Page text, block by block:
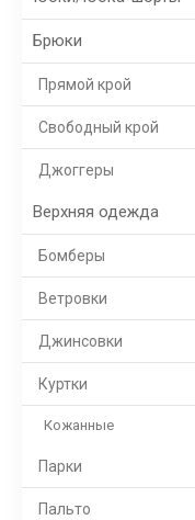
Брюки
Прямой крой
Свободный крой
Джоггеры
Верхняя одежда
Бомберы
Ветровки
Джинсовки
Куртки
Кожанные
Парки
Пальто